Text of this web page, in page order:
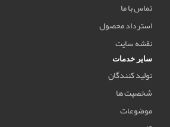
تماس با ما
استرداد محصول
نقشه سایت
سایر خدمات
تولید کنندگان
شخصیت ها
موضوعات